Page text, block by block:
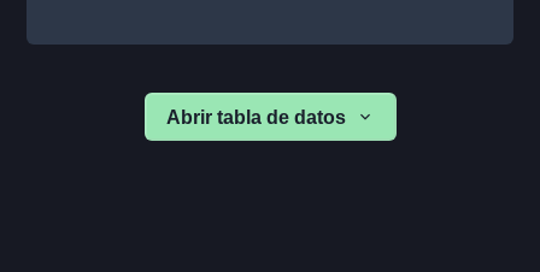
Abrir tabla de datos